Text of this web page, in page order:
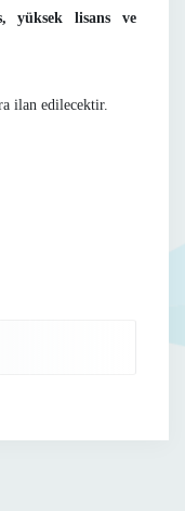
yüksek lisans ve
ilan edilecektir.